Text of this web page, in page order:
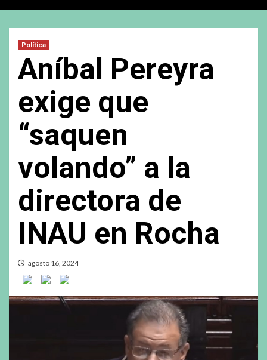
Política
Aníbal Pereyra
exige que
“saquen
volando” a la
directora de
INAU en Rocha
agosto 16, 2024